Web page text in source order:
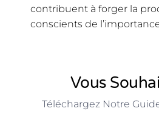
contribuent à forger la
conscients de
Vous
Téléchargez Notre